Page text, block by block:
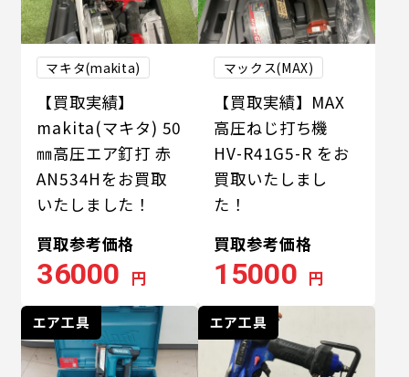
マキタ(makita)
【買取実績】
makita(マキタ) 50
㎜高圧エア釘打 赤
AN534Hをお買取
いたしました！
買取参考価格
36000 円
マックス(MAX)
【買取実績】MAX
高圧ねじ打ち機
HV-R41G5-R をお
買取いたしまし
た！
買取参考価格
15000 円
エア工具 エア工具